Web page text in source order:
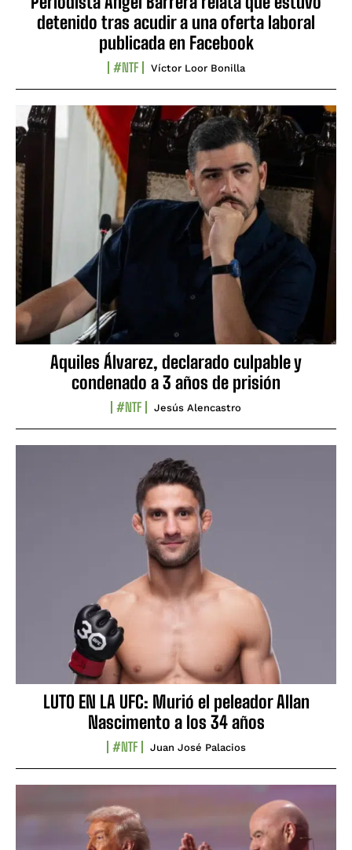
detenido tras acudir a una oferta laboral
publicada en Facebook
#NTF Víctor Loor Bonilla
Aquiles Álvarez, declarado culpable y
condenado a 3 años de prisión
#NTF Jesús Alencastro
LUTO EN LA UFC: Murió el peleador Allan
Nascimento a los 34 años
#NTF Juan José Palacios